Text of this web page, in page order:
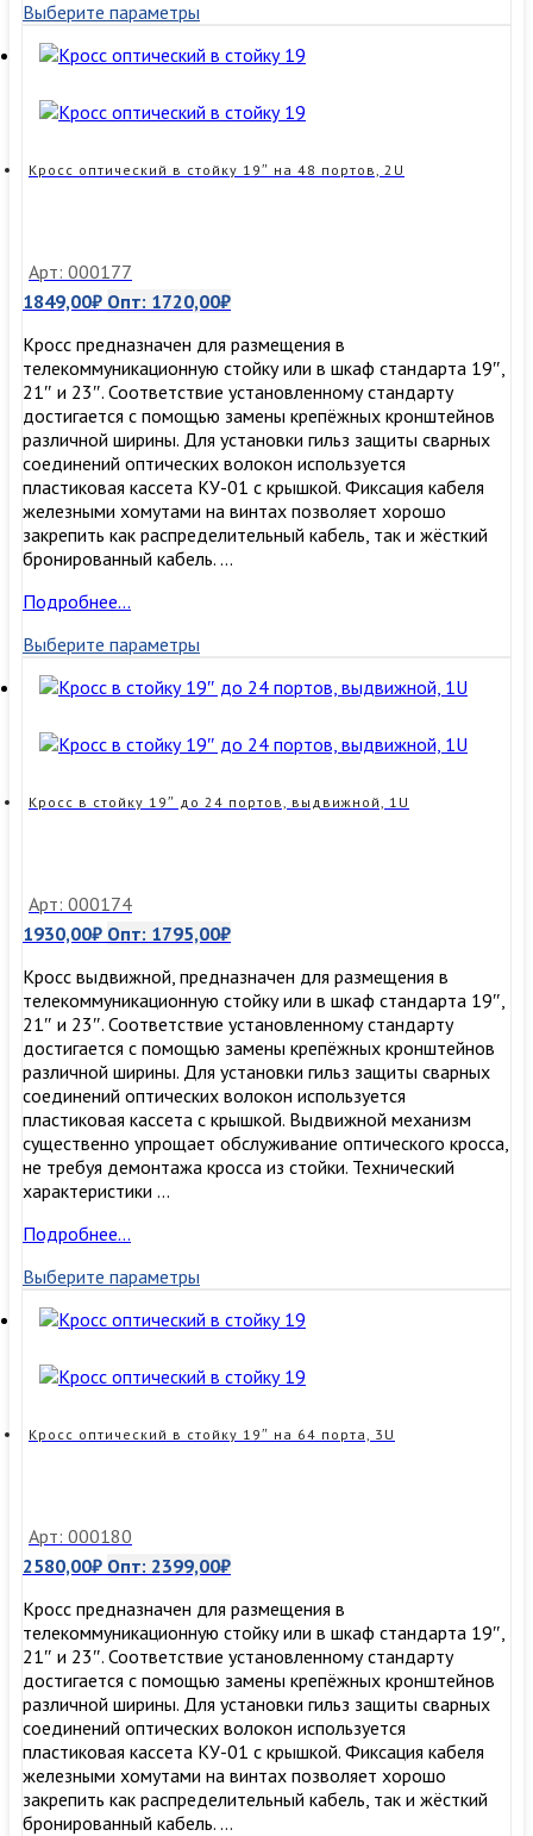
в
стойку
19″
24
чёрный
Выберите параметры
Кросс оптический в стойку 19″ на 48 портов, 2U
Арт: 000177
1849,00₽ Опт: 1720,00₽
Кросс предназначен для размещения в
телекоммуникационную стойку или в шкаф стандарта 19″,
21″ и 23″. Соответствие установленному стандарту
достигается с помощью замены крепёжных кронштейнов
различной ширины. Для установки гильз защиты сварных
соединений оптических волокон используется
пластиковая кассета КУ-01 с крышкой. Фиксация кабеля
железными хомутами на винтах позволяет хорошо
закрепить как распределительный кабель, так и жёсткий
бронированный кабель. …
Кросс
в
стойку
19″
48
Подробнее…
Выберите параметры
Кросс в стойку 19″ до 24 портов, выдвижной, 1U
Арт: 000174
1930,00₽ Опт: 1795,00₽
Кросс выдвижной, предназначен для размещения в
телекоммуникационную стойку или в шкаф стандарта 19″,
21″ и 23″. Соответствие установленному стандарту
достигается с помощью замены крепёжных кронштейнов
различной ширины. Для установки гильз защиты сварных
соединений оптических волокон используется
пластиковая кассета с крышкой. Выдвижной механизм
существенно упрощает обслуживание оптического кросса,
не требуя демонтажа кросса из стойки. Технический
характеристики …
Кросс
стойку
19″
до
портов,
Подробнее…
Выберите параметры
Кросс оптический в стойку 19″ на 64 порта, 3U
Арт: 000180
2580,00₽ Опт: 2399,00₽
Кросс предназначен для размещения в
телекоммуникационную стойку или в шкаф стандарта 19″,
21″ и 23″. Соответствие установленному стандарту
достигается с помощью замены крепёжных кронштейнов
различной ширины. Для установки гильз защиты сварных
соединений оптических волокон используется
пластиковая кассета КУ-01 с крышкой. Фиксация кабеля
железными хомутами на винтах позволяет хорошо
закрепить как распределительный кабель, так и жёсткий
бронированный кабель. …